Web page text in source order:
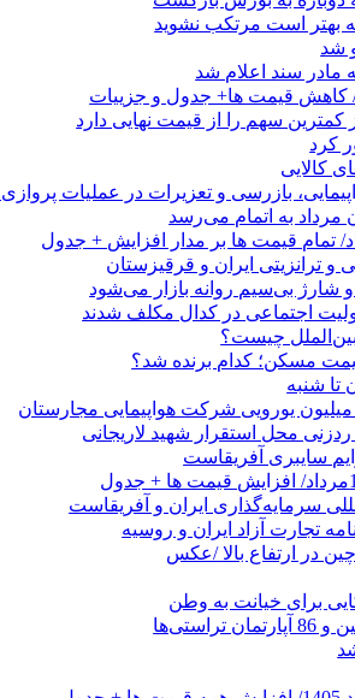
شد
سهم را از قیمت نهایی دارد
بازرسی و تعزیرات در عملیات پروازی
مرداد به اتمام می‌رسد
و ترانزیتی ایران و قرقیزستان
اجتماعی در کدال مکلف شدند
مسکن؛ کدام برنده شد؟
تا شنبه
محل استقرار شهید لاریجانی
سرمایه‌گذاری ایران و آفریقاست
تجارت آزاد ایران و روسیه
در ارتفاع بالا /عکس
برای خیانت به وطن